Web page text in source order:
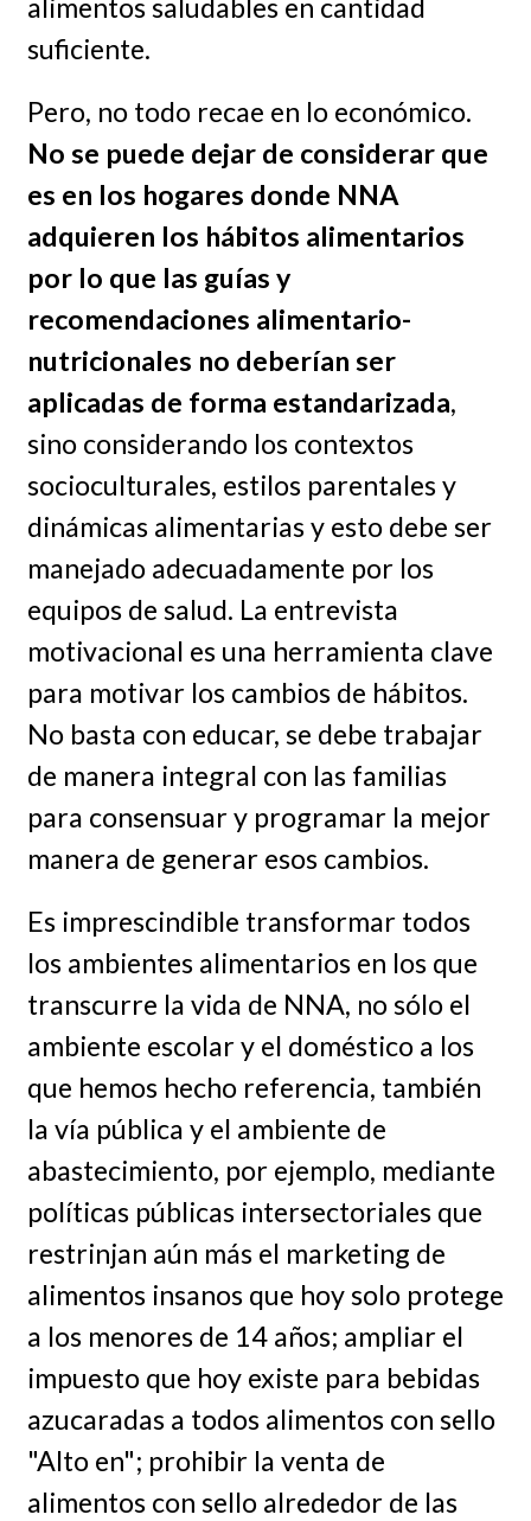
alimentos saludables en cantidad
suficiente.
Pero, no todo recae en lo económico.
No se puede dejar de considerar que
es en los hogares donde NNA
adquieren los hábitos alimentarios
por lo que las guías y
recomendaciones alimentario-
nutricionales no deberían ser
aplicadas de forma estandarizada,
sino considerando los contextos
socioculturales, estilos parentales y
dinámicas alimentarias y esto debe ser
manejado adecuadamente por los
equipos de salud. La entrevista
motivacional es una herramienta clave
para motivar los cambios de hábitos.
No basta con educar, se debe trabajar
de manera integral con las familias
para consensuar y programar la mejor
manera de generar esos cambios.
Es imprescindible transformar todos
los ambientes alimentarios en los que
transcurre la vida de NNA, no sólo el
ambiente escolar y el doméstico a los
que hemos hecho referencia, también
la vía pública y el ambiente de
abastecimiento, por ejemplo, mediante
políticas públicas intersectoriales que
restrinjan aún más el marketing de
alimentos insanos que hoy solo protege
a los menores de 14 años; ampliar el
impuesto que hoy existe para bebidas
azucaradas a todos alimentos con sello
"Alto en"; prohibir la venta de
alimentos con sello alrededor de las